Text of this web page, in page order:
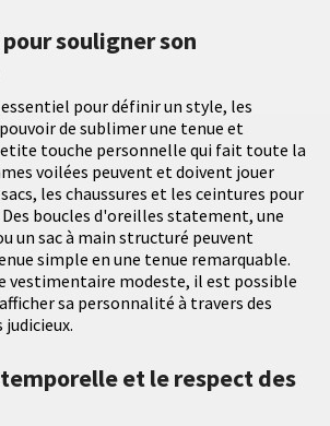
souligner son
pour définir un style, les
de sublimer une tenue et
touche personnelle qui fait toute la
voilées peuvent et doivent jouer
les chaussures et les ceintures pour
boucles d'oreilles statement, une
un sac à main structuré peuvent
simple en une tenue remarquable.
vestimentaire modeste, il est possible
sa personnalité à travers des
judicieux.
et le respect des